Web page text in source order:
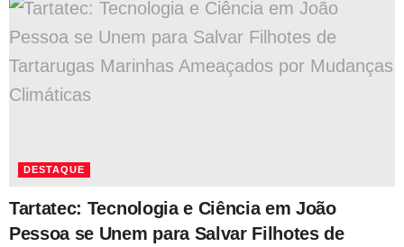
DESTAQUE
Tartatec: Tecnologia e Ciência em João
Pessoa se Unem para Salvar Filhotes de